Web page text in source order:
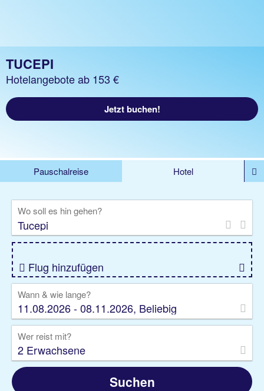
TUCEPI
Hotelangebote ab 153 €
Jetzt buchen!
Pauschalreise
Hotel
Rundreise
Kreuzfahrt
Gruppenreise
Camper Privattransfer
Wo soll es hin gehen?
Flug hinzufügen
Wann & wie lange?
11.08.2026 - 08.11.2026, Beliebig
Wer reist mit?
2 Erwachsene
Suchen